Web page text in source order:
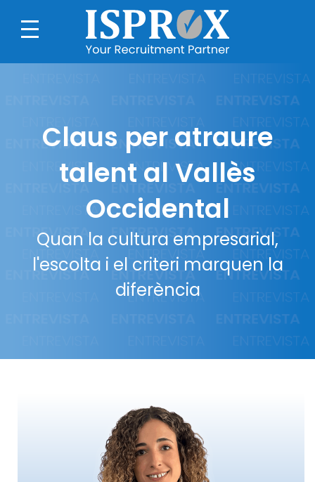
Claus per atraure
talent al Vallès
Occidental
Quan la cultura empresarial,
l'escolta i el criteri marquen la
diferència